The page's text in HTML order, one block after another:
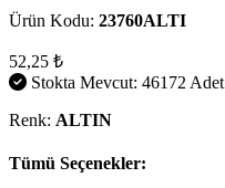
Ürün Kodu: 23760ALTI
52,25 ₺
Stokta Mevcut: 46172 Adet
Renk: ALTIN
Tümü Seçenekler: